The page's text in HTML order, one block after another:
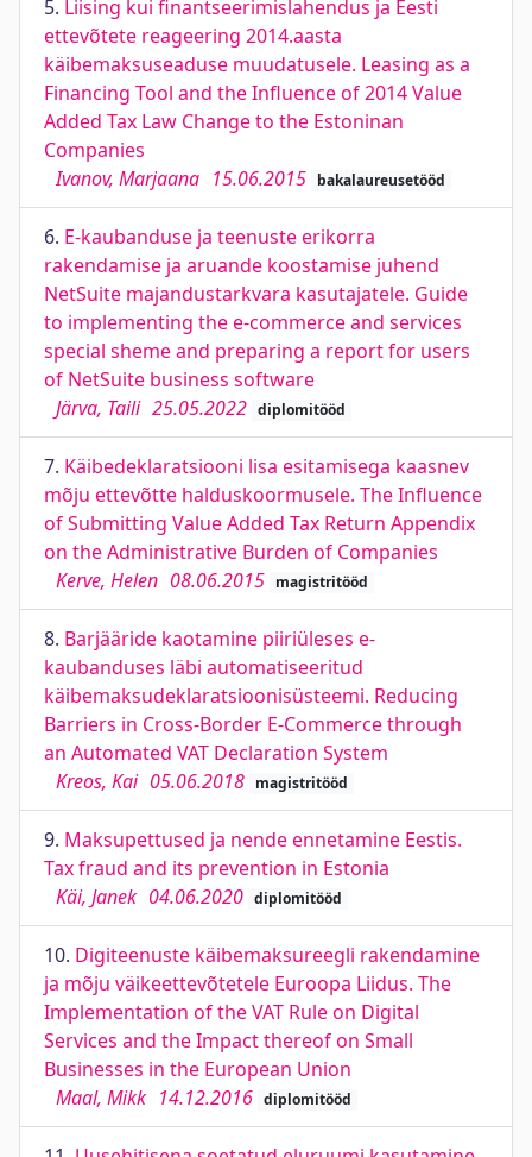
5. Liising kui finantseerimislahendus ja Eesti
ettevõtete reageering 2014.aasta
käibemaksuseaduse muudatusele. Leasing as a
Financing Tool and the Influence of 2014 Value
Added Tax Law Change to the Estoninan
Companies
Ivanov, Marjaana 15.06.2015 bakalaureusetööd
6. E-kaubanduse ja teenuste erikorra
rakendamise ja aruande koostamise juhend
NetSuite majandustarkvara kasutajatele. Guide
to implementing the e-commerce and services
special sheme and preparing a report for users
of NetSuite business software
Järva, Taili 25.05.2022 diplomitööd
7. Käibedeklaratsiooni lisa esitamisega kaasnev
mõju ettevõtte halduskoormusele. The Influence
of Submitting Value Added Tax Return Appendix
on the Administrative Burden of Companies
Kerve, Helen 08.06.2015 magistritööd
8. Barjääride kaotamine piiriüleses e-
kaubanduses läbi automatiseeritud
käibemaksudeklaratsioonisüsteemi. Reducing
Barriers in Cross-Border E-Commerce through
an Automated VAT Declaration System
Kreos, Kai 05.06.2018 magistritööd
9. Maksupettused ja nende ennetamine Eestis.
Tax fraud and its prevention in Estonia
Käi, Janek 04.06.2020 diplomitööd
10. Digiteenuste käibemaksureegli rakendamine
ja mõju väikeettevõtetele Euroopa Liidus. The
Implementation of the VAT Rule on Digital
Services and the Impact thereof on Small
Businesses in the European Union
Maal, Mikk 14.12.2016 diplomitööd